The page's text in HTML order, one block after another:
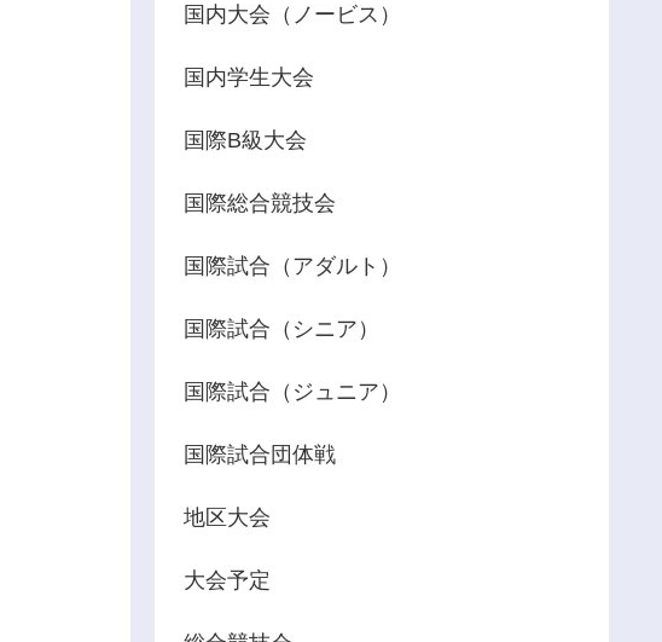
国内大会（ノービス）
国内学生大会
国際B級大会
国際総合競技会
国際試合（アダルト）
国際試合（シニア）
国際試合（ジュニア）
国際試合団体戦
地区大会
大会予定